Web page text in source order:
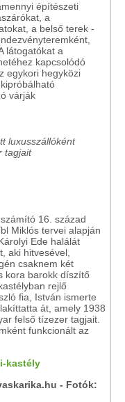
építészeti
a
a belső terek -
látogatókat a
kapcsolódó
egykori hegyközi
várják
luxusszállóként
tagjait
16. század
Miklós tervei alapján
Ede halálát
aki hitvesével,
csaknem két
kora barokk díszítő
rejlő
fia, István ismerte
át, amely 1938
felső tízezer tagjait.
funkcionált az
kastély
- Fotók: